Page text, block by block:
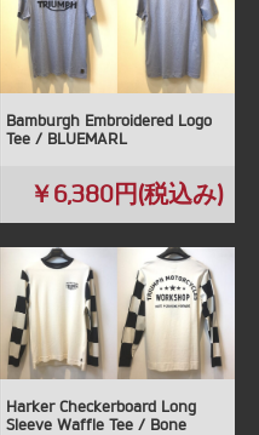
Bamburgh Embroidered Logo
Tee / BLUEMARL
￥6,380円(税込み)
Harker Checkerboard Long
Sleeve Waffle Tee / Bone